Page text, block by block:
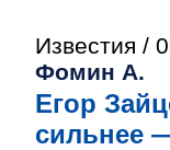
Известия /
Фомин А.
Егор
сильнее